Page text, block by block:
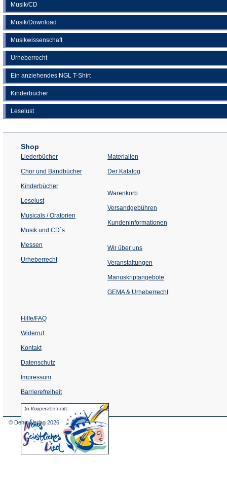
Musik/CD
Musik/Download
Musikwissenschaft
Urheberrecht
Ein anziehendes NGL T-Shirt
Kinderbücher
Leselust
Shop
Liederbücher
Chor und Bandbücher
Kinderbücher
Leselust
Musicals / Oratorien
Musik und CD´s
Messen
Urheberrecht
Materialien
Der Katalog
Warenkorb
Versandgebühren
Kundeninformationen
Wir über uns
Veranstaltungen
einem
Tab)
Manuskriptangebote
GEMA & Urheberrecht
Hilfe/FAQ
Widerruf
Kontakt
Datenschutz
Impressum
Barrierefreiheit
(Öffnet
in
© Dehm Verlag 2026